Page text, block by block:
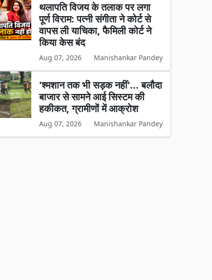
थलापति विजय के तलाक पर लगा
पूर्ण विराम: पत्नी संगीता ने कोर्ट से
वापस ली याचिका, फैमिली कोर्ट ने
किया केस बंद
Aug 07, 2026 Manishankar Pandey
'श्मशान तक भी सड़क नहीं'... बलौदा
बाजार से सामने आई सिस्टम की
हकीकत, ग्रामीणों में आक्रोश
Aug 07, 2026 Manishankar Pandey